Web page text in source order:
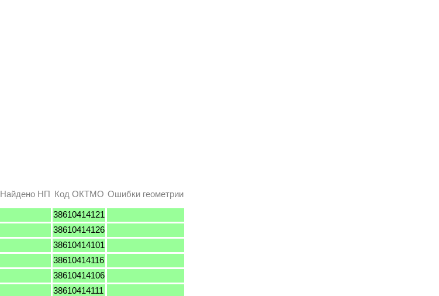
Найдено НП Код ОКТМО Ошибки геометрии
38610414121
38610414126
38610414101
38610414116
38610414106
38610414111